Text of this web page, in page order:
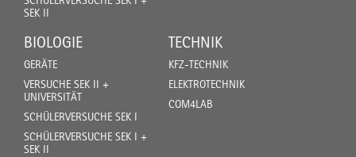
SEK II
BIOLOGIE
GERÄTE
VERSUCHE SEK II +
UNIVERSITÄT
SCHÜLERVERSUCHE SEK I
SCHÜLERVERSUCHE SEK I +
SEK II
TECHNIK
KFZ-TECHNIK
ELEKTROTECHNIK
COM4LAB